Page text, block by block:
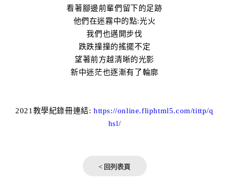
看著腳邊前輩們留下的足跡
他們在迷霧中的點:光火
我們也邁開步伐
跌跌撞撞的搖擺不定
望著前方越清晰的光影
新中迷茫也逐漸有了輪廓
2021教學紀錄冊連結:https://online.fliphtml5.com/tittp/q
hsl/
< 回列表頁